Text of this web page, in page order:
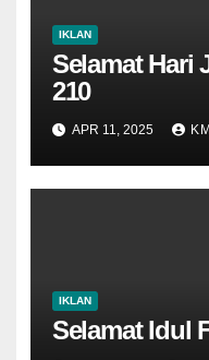
IKLAN
Selamat Hari
210
APR 11, 2025
IKLAN
Selamat Idul